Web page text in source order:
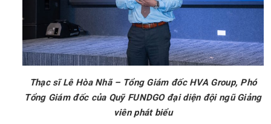
Thạc sĩ Lê Hòa Nhã – Tổng Giám đốc HVA Group, Phó
Tổng Giám đốc của Quỹ FUNDGO đại diện đội ngũ Giảng
viên phát biểu